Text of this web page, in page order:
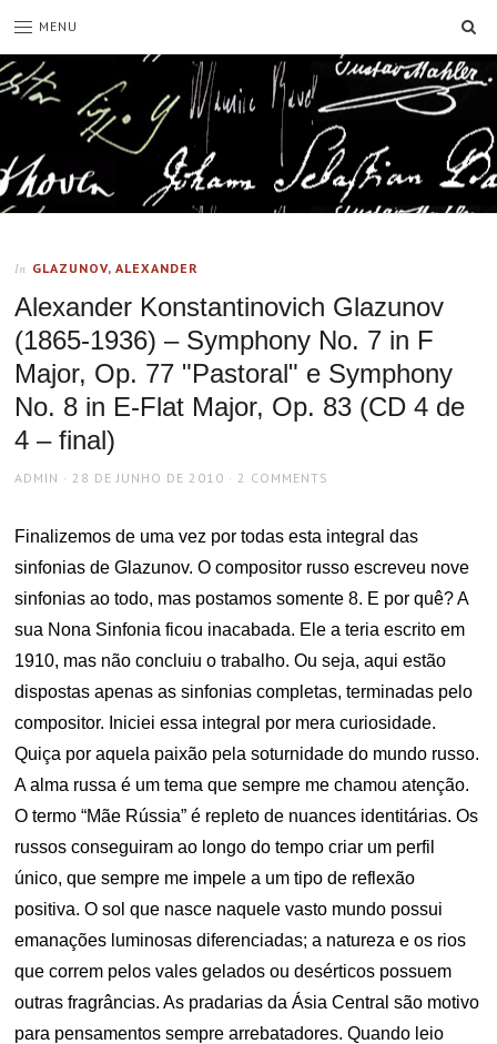
MENU
In GLAZUNOV, ALEXANDER
Alexander Konstantinovich Glazunov
(1865-1936) – Symphony No. 7 in F
Major, Op. 77 "Pastoral" e Symphony
No. 8 in E-Flat Major, Op. 83 (CD 4 de
4 – final)
AUTHOR
ADMIN
POSTED
28 DE JUNHO DE 2010 2 COMMENTS
Finalizemos de uma vez por todas esta integral das
sinfonias de Glazunov. O compositor russo escreveu nove
sinfonias ao todo, mas postamos somente 8. E por quê? A
sua Nona Sinfonia ficou inacabada. Ele a teria escrito em
1910, mas não concluiu o trabalho. Ou seja, aqui estão
dispostas apenas as sinfonias completas, terminadas pelo
compositor. Iniciei essa integral por mera curiosidade.
Quiça por aquela paixão pela soturnidade do mundo russo.
A alma russa é um tema que sempre me chamou atenção.
O termo “Mãe Rússia” é repleto de nuances identitárias. Os
russos conseguiram ao longo do tempo criar um perfil
único, que sempre me impele a um tipo de reflexão
positiva. O sol que nasce naquele vasto mundo possui
emanações luminosas diferenciadas; a natureza e os rios
que correm pelos vales gelados ou desérticos possuem
outras fragrâncias. As pradarias da Ásia Central são motivo
para pensamentos sempre arrebatadores. Quando leio